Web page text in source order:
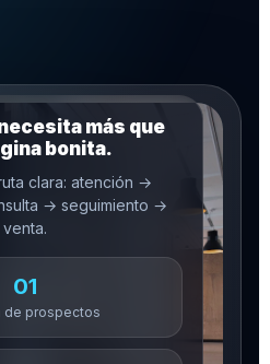
más que
bonita.
clara: atención →
→ seguimiento →
venta.
01
de prospectos